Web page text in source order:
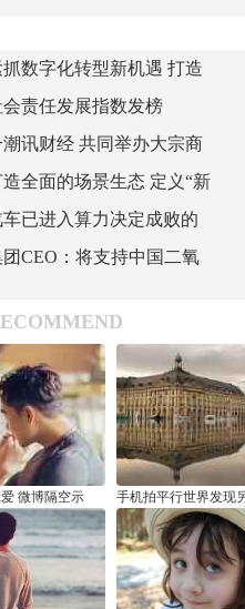
数字化转型新机遇 打造
杆责任发展指数发榜
讯财经 共同举办大宗商
全面的场景生态 定义“新
已进入算力决定成败的
我国电动汽车保有
CEO：将支持中国二氧
微博隔空示 手机拍平行世界发现